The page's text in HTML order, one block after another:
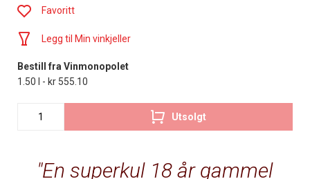
En superkul 18 år gammel
Favoritt
Legg til Min vinkjeller
Bestill fra Vinmonopolet
1.50 l - kr 555.10
Utsolgt